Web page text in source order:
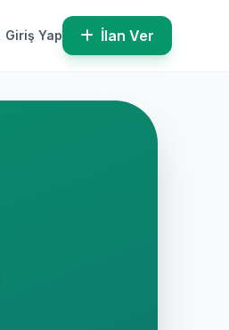
Giriş Yap İlan Ver